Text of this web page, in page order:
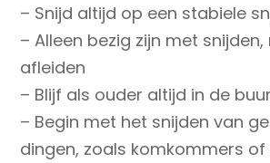
– Snijd altijd op een stabiele
– Alleen bezig zijn met
afleiden
– Blijf als ouder altijd in de
– Begin met het snijden van
dingen, zoals komkommers of